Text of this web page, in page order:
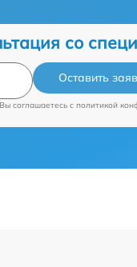
со
Оставить
соглашаетесь c политикой